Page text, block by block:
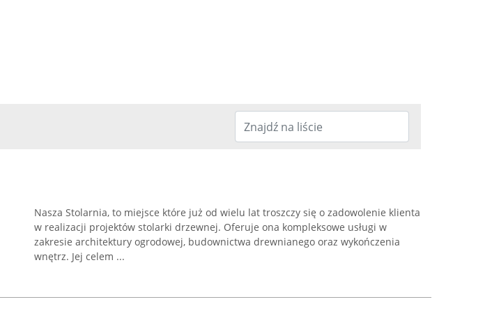
Nasza Stolarnia, to miejsce które już od wielu lat troszczy się o zadowolenie klienta
w realizacji projektów stolarki drzewnej. Oferuje ona kompleksowe usługi w
zakresie architektury ogrodowej, budownictwa drewnianego oraz wykończenia
wnętrz. Jej celem ...